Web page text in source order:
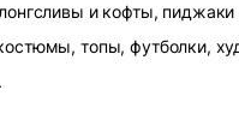
и кофты, пиджаки
топы, футболки,